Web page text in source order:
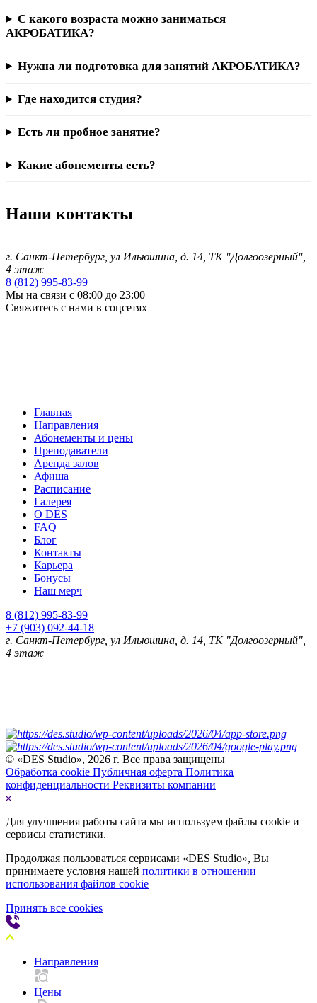
С какого возраста можно заниматься
АКРОБАТИКА?
Нужна ли подготовка для занятий АКРОБАТИКА?
Где находится студия?
Есть ли пробное занятие?
Какие абонементы есть?
Наши контакты
г. Санкт-Петербург , ул Ильюшина, д. 14, ТК "Долгоозерный",
4 этаж
8 (812) 995-83-99
Мы на связи с 08:00 до 23:00
Свяжитесь с нами в соцсетях
Главная
Направления
Абонементы и цены
Преподаватели
Аренда залов
Афиша
Расписание
Галерея
О DES
FAQ
Блог
Контакты
Карьера
Бонусы
Наш мерч
8 (812) 995-83-99
+7 (903) 092-44-18
г. Санкт-Петербург , ул Ильюшина, д. 14, ТК "Долгоозерный",
4 этаж
© «DES Studio», 2026 г. Все права защищены
Обработка cookie Публичная оферта Политика
конфиденциальности Реквизиты компании
Для улучшения работы сайта мы используем файлы cookie и
сервисы статистики.
Продолжая пользоваться сервисами «DES Studio», Вы
принимаете условия нашей политики в отношении
использования файлов cookie
Принять все cookies
Направления
Цены